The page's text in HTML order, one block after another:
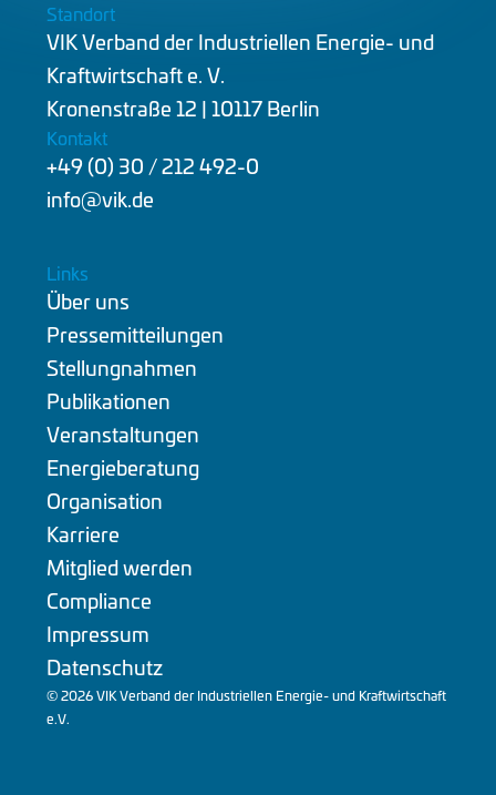
Standort
VIK Verband der Industriellen Energie- und
Kraftwirtschaft e. V.
Kronenstraße 12 | 10117 Berlin
Kontakt
+49 (0) 30 / 212 492-0
info@vik.de
Links
Über uns
Pressemitteilungen
Stellungnahmen
Publikationen
Veranstaltungen
Energieberatung
Organisation
Karriere
Mitglied werden
Compliance
Impressum
Datenschutz
© 2026 VIK Verband der Industriellen Energie- und Kraftwirtschaft
e.V.